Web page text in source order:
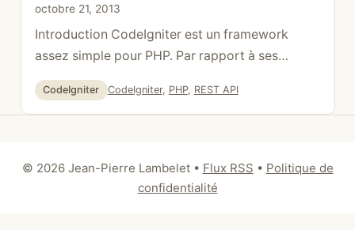
octobre 21, 2013
Introduction CodeIgniter est un framework
assez simple pour PHP. Par rapport à ses
grands frères tels que Zend ou Yii, il a l’avantage
d’être petit et très simple à prendre en main.
Pour moi, actuellement le meilleur pour des
Installation Pour commencer, aller télécharger la
version officielle sur …Lire la suite
Catégories
CodeIgniter Étiquettes
CodeIgniter, PHP, REST API
© 2026 Jean-Pierre Lambelet• Flux RSS • Politique de
confidentialité